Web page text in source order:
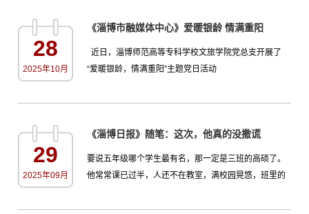
28
2025年10月
《淄博市融媒体中心》爱暖银龄 情满重阳
近日，淄博师范高等专科学校文旅学院党总支开展了
“爱暖银龄，情满重阳”主题党日活动
29
2025年09月
《淄博日报》随笔：这次，他真的没撒谎
要说五年级哪个学生最有名，那一定是三班的高硕了。
他常常课已过半，人还不在教室，满校园晃悠，班里的
烂额，而且他每次总能想出各种奇葩的理由：上厕所人